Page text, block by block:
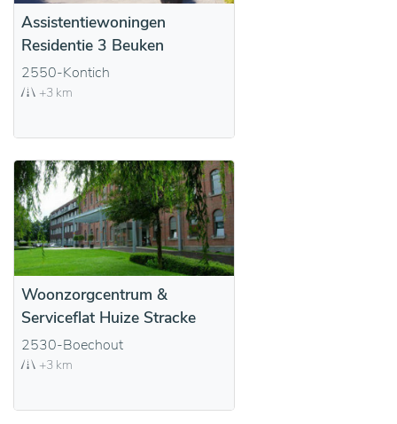
Assistentiewoningen
Residentie 3 Beuken
2550-Kontich
+3 km
Woonzorgcentrum &
Serviceflat Huize Stracke
2530-Boechout
+3 km